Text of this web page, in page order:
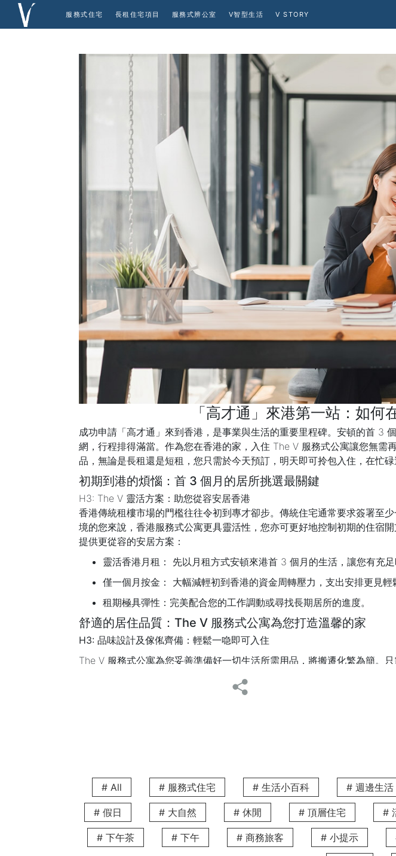
服務式住宅 長租住宅項目 服務式辨公室 V智型生活 V STORY
「高才通」來港第一站：如
成功申請「高才通」來到香港，是事業與生活的重要里程碑。安頓的首 3
網，行程排得滿當。作為您在香港的家，入住 The V 服務式公寓讓您無
品，無論是長租還是短租，您只需於今天預訂，明天即可拎包入住，在忙碌
初期到港的煩惱：首 3 個月的居所挑選最關鍵
H3: The V 靈活方案：助您從容安居香港
香港傳統租樓市場的門檻往往令初到專才卻步。傳統住宅通常要求簽署至
境的您來說，香港服務式公寓更具靈活性，您亦可更好地控制初期的住宿
提供更從容的安居方案：
靈活香港月租：
先以月租方式安頓來港首 3 個月的生活，讓您有充
僅一個月按金：
大幅減輕初到香港的資金周轉壓力，支出安排更見輕
租期極具彈性： 完美配合您的工作調動或尋找長期居所的進度。
舒適的居住品質：The V 服務式公寓為您打造溫馨的家
H3: 品味設計及傢俬齊備：輕鬆一喼即可入住
The V 服務式公寓為您妥善準備好一切生活所需用品，將搬遷化繁為簡。
我們為您預備好一切起居細節，一個月租價錢
貼心客房清潔服務：讓您專注生活
The V 服務式公寓完美融合了酒店的專業管理與家的舒適，提供房間清
蓋水電帳單、網絡設定等繁瑣事宜，讓生活回歸簡單，降低長期住宿成本
H2: The V 旗下服務式公寓位處核心商業區
透過香港高才通計劃抵港的專才需求各有不同，The V 備有多元化房型
# All # 服務式住宅 # 生活小百科 # 週邊生活
# 假日 # 大自然 # 休閒 # 頂層住宅 #
# 下午茶 # 下午 # 商務旅客 # 小提示